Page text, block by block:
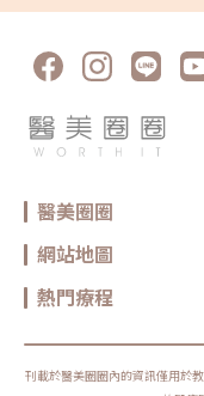
RHA1號玻尿酸的關鍵突破
長鏈式交聯結構，具備與
臉部做表情時達到延展，
修復效果。點擊右方連結
體產品，沛泉生醫創辦人—
達100%，結構穩定，能自
純度的粉末型外泌體不僅
復到膚質修護的全方位方
的理想境界。無針也有深
代人對肌膚舒適度與修復
效與溫和並行的新選擇。
將小分子精華細緻為微霧
提亮效果。療程無痛、無
膚首選。思顏生技．醫思
的靈活性。該設備可將玻
將導致未來無法進行哺乳
中，若需要重新安置乳頭
豐富且專業的平胸手術醫
妥善處理，以確保術後外
胸手術前，與醫師進行充
肥厚疤痕的體質、過敏體
病、以及正在懷孕或哺乳
應在術前2週停用活血健康
和抗凝血劑，如阿斯匹靈
時應禁食，這些預防措施
術後注意事項 需定期回進
常需在術後6至8個月後才
的第1個月內應避免提重物
醫美圈圈
網站地圖
熱門療程
刊載於醫美圈圈內的資訊僅用於